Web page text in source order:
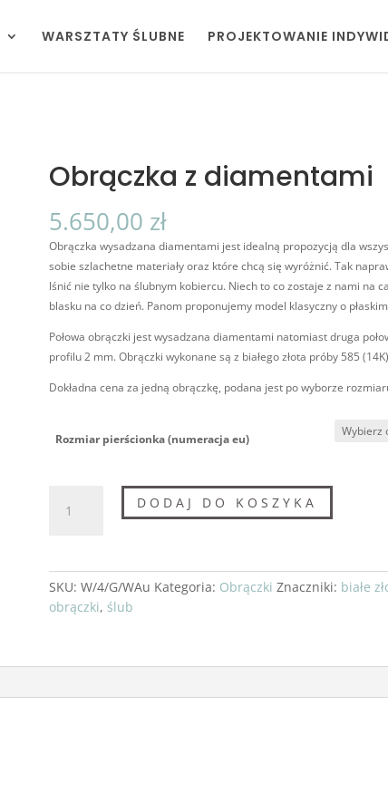
WARSZTATY ŚLUBNE PROJEKTOWANIE
Obrączka z diamentami
5.650,00 zł
Obrączka wysadzana diamentami jest idealną propozycją dla
sobie szlachetne materiały oraz które chcą się wyróżnić. Tak
lśnić nie tylko na ślubnym kobiercu. Niech to co zostaje z nami na
blasku na co dzień. Panom proponujemy model klasyczny o
Połowa obrączki jest wysadzana diamentami natomiast druga
profilu 2 mm. Obrączki wykonane są z białego złota próby 585
Dokładna cena za jedną obrączkę, podana jest po wyborze
Rozmiar pierścionka (numeracja eu)
Obrączka
DODAJ DO KOSZYKA
SKU: W/4/G/WAu Kategoria: Obrączki Znaczniki: białe
obrączki, ślub